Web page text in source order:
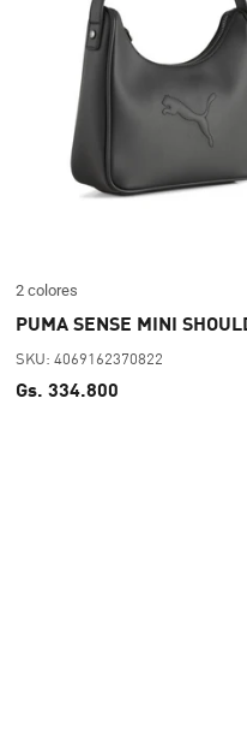
2 colores
PUMA SENSE MINI
SKU: 4069162370822
Gs. 334.800